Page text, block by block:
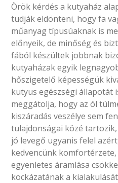
Örök kérdés a kutyaház
tudják eldönteni, hogy fa
műanyag típusúaknak is
előnyeik, de minőség és
fából készültek jobbnak
kutyaházak egyik
hőszigetelő képességük
kutyus egészségi állapotát
meggátolja, hogy az ól
kiszáradás veszélye sem
tulajdonságai közé
jó levegő ugyanis felel
kedvencünk
egyenletes áramlása
kockázatának a